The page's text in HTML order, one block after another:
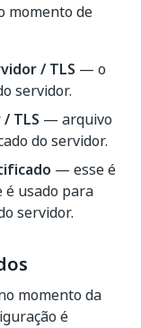
momento de
/ TLS — o
servidor.
TLS — arquivo
do servidor.
— esse é
é usado para
servidor.
momento da
é